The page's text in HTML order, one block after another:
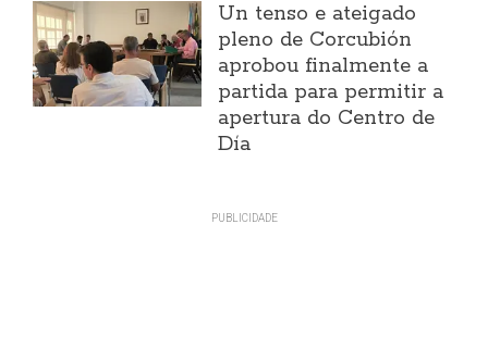
Un tenso e ateigado
pleno de Corcubión
aprobou finalmente a
partida para permitir a
apertura do Centro de
Día